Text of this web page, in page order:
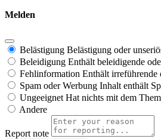
Melden
Belästigung Belästigung oder
Beleidigung Enthält beleidigende
Fehlinformation Enthält irreführende
Spam oder Werbung Inhalt enthält
Ungeeignet Hat nichts mit dem
Andere
Report note